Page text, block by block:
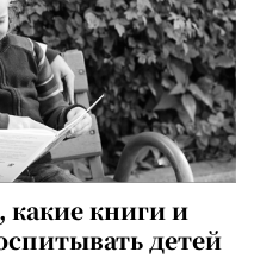
какие книги и
детей